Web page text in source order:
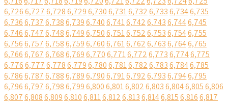
6,7266,7276,7286,7296,7306,7316,7326,7336,7346,735
6,7366,7376,7386,7396,7406,7416,7426,7436,7446,745
6,7466,7476,7486,7496,7506,7516,7526,7536,7546,755
6,7566,7576,7586,7596,7606,7616,7626,7636,7646,765
6,7666,7676,7686,7696,7706,7716,7726,7736,7746,775
6,7766,7776,7786,7796,7806,7816,7826,7836,7846,785
6,7866,7876,7886,7896,7906,7916,7926,7936,7946,795
6,7966,7976,7986,7996,8006,8016,8026,8036,8046,8056,806
6,8076,8086,8096,8106,8116,8126,8136,8146,8156,8166,817